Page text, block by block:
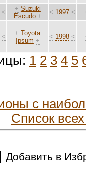
< + Suzuki
Escudo +
< 1997 <
< + Toyota
Ipsum +
< 1998 <
1 2 3 4 5
с
Список
| Добавить в